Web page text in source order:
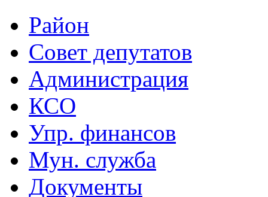
Район
Совет депутатов
Администрация
КСО
Упр. финансов
Мун. служба
Документы